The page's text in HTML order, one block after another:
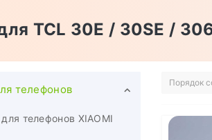
TCL 30E / 30SE /
телефонов
телефонов XIAOMI